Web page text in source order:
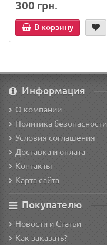
300 грн.
В корзину
Информация
О компании
Политика безопасности
Условия соглашения
Доставка и оплата
Контакты
Карта сайта
Покупателю
Новости и Статьи
Как заказать?